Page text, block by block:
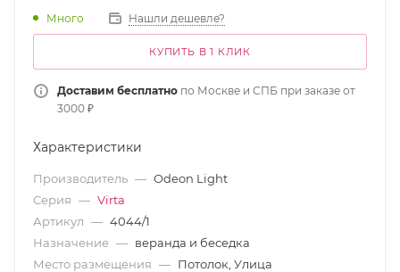
Много Нашли дешевле?
КУПИТЬ В 1 КЛИК
Доставим бесплатно по Москве и СПБ при заказе от
3000 ₽
Характеристики
Производитель — Odeon Light
Серия — Virta
Артикул — 4044/1
Назначение — веранда и беседка
Место размещения — Потолок, Улица